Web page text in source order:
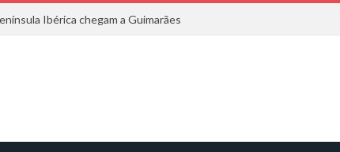
Ibérica chegam a Guimarães